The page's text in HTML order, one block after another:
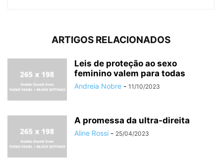
ARTIGOS RELACIONADOS
Leis de proteção ao sexo
feminino valem para todas
Andreia Nobre - 11/10/2023
A promessa da ultra-direita
Aline Rossi - 25/04/2023